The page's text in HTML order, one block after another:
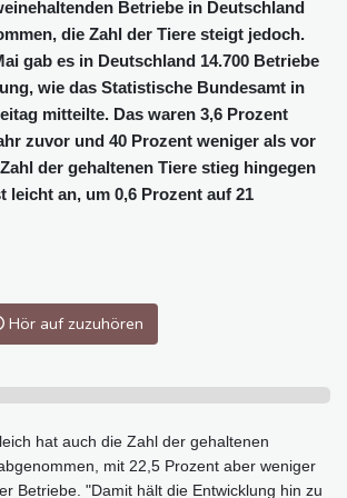
Betriebe in Deutschland
die Zahl der Tiere steigt jedoch.
gab es in Deutschland 14.700 Betriebe
wie das Statistische Bundesamt in
mitteilte. Das waren 3,6 Prozent
zuvor und 40 Prozent weniger als vor
der gehaltenen Tiere stieg hingegen
leicht an, um 0,6 Prozent auf 21
Hör auf zuzuhören
hat auch die Zahl der gehaltenen
mit 22,5 Prozent aber weniger
Betriebe. "Damit hält die Entwicklung hin zu